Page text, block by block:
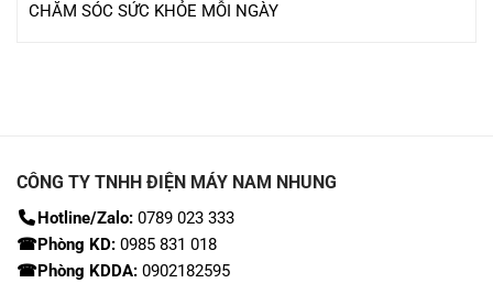
CHĂM SÓC SỨC KHỎE MỖI NGÀY
CÔNG TY TNHH ĐIỆN MÁY NAM NHUNG
Hotline/Zalo:0789 023 333
☎Phòng KD: 0985 831 018
☎Phòng KDDA: 0902182595